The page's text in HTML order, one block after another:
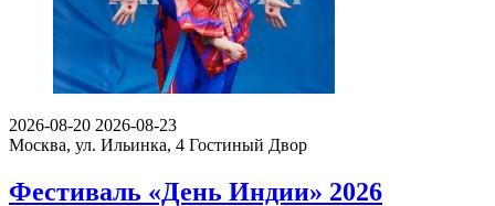
2026-08-20 2026-08-23
Москва, ул. Ильинка, 4 Гостиный Двор
Фестиваль «День Индии» 2026